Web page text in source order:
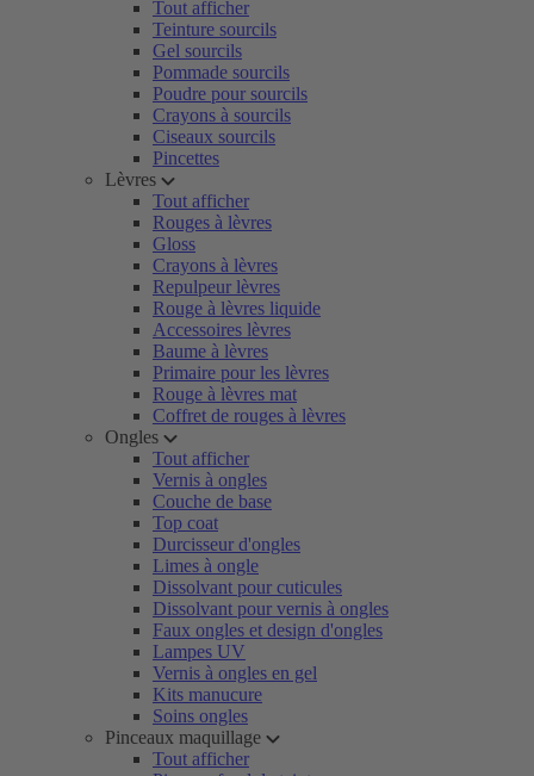
Tout afficher
Teinture sourcils
Gel sourcils
Pommade sourcils
Poudre pour sourcils
Crayons à sourcils
Ciseaux sourcils
Pincettes
Lèvres
Tout afficher
Rouges à lèvres
Gloss
Crayons à lèvres
Repulpeur lèvres
Rouge à lèvres liquide
Accessoires lèvres
Baume à lèvres
Primaire pour les lèvres
Rouge à lèvres mat
Coffret de rouges à lèvres
Ongles
Tout afficher
Vernis à ongles
Couche de base
Top coat
Durcisseur d'ongles
Limes à ongle
Dissolvant pour cuticules
Dissolvant pour vernis à ongles
Faux ongles et design d'ongles
Lampes UV
Vernis à ongles en gel
Kits manucure
Soins ongles
Pinceaux maquillage
Tout afficher